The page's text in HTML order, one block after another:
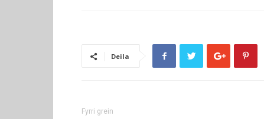
Deila
Fyrri grein